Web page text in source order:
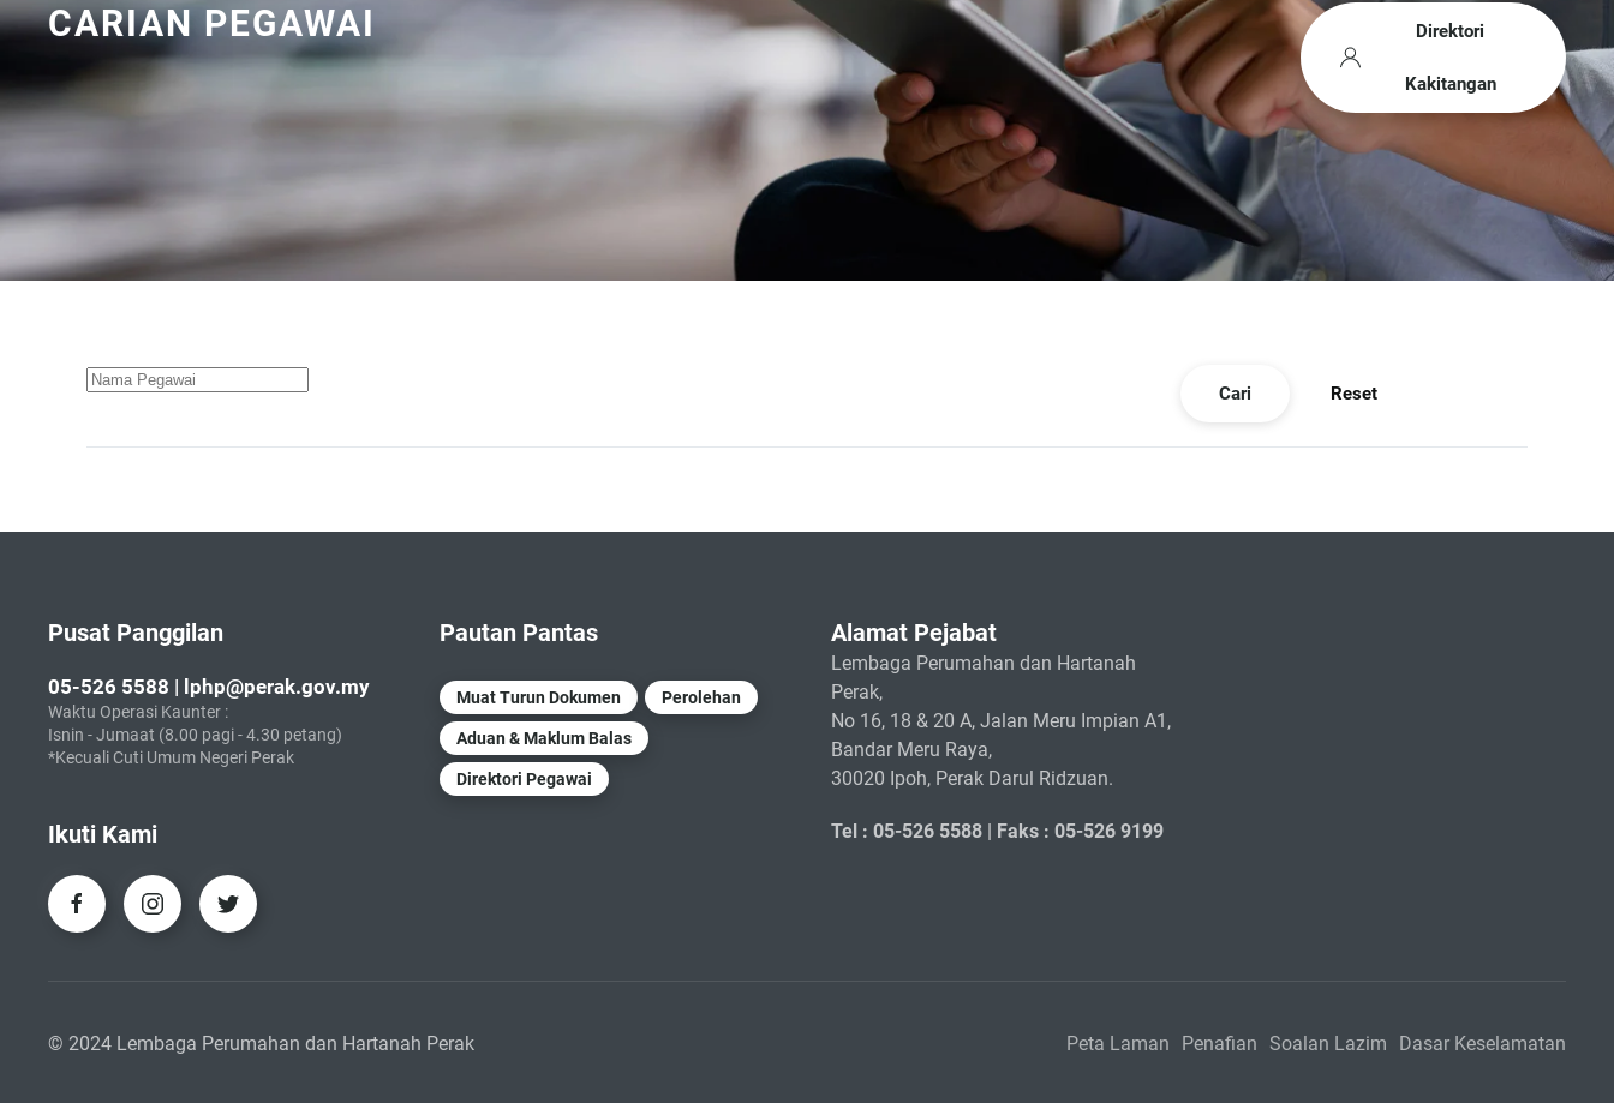
CARIAN PEGAWAI Direktori
Kakitangan
Cari Reset
Pusat Panggilan
05-526 5588 | lphp@perak.gov.my
Waktu Operasi Kaunter :
Isnin - Jumaat (8.00 pagi - 4.30 petang)
*Kecuali Cuti Umum Negeri Perak
Ikuti Kami
Pautan Pantas
Muat Turun Dokumen Perolehan
Aduan & Maklum Balas
Direktori Pegawai
Alamat Pejabat
Lembaga Perumahan dan Hartanah
Perak,
No 16, 18 & 20 A, Jalan Meru Impian A1,
Bandar Meru Raya,
30020 Ipoh, Perak Darul Ridzuan.
Tel : 05-526 5588 | Faks : 05-526 9199
© 2024 Lembaga Perumahan dan Hartanah Perak Peta Laman Penafian Soalan Lazim Dasar Keselamatan